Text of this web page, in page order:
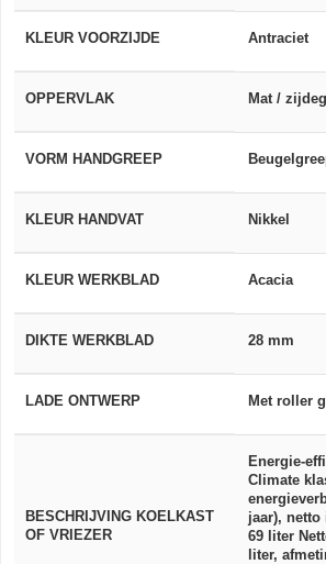
KLEUR VOORZIJDE Antraciet
OPPERVLAK Mat /
VORM HANDGREEP
KLEUR HANDVAT Nikkel
KLEUR WERKBLAD Acacia
DIKTE WERKBLAD 28 mm
LADE ONTWERP Met roller
BESCHRIJVING KOELKAST
OF VRIEZER
Energie-
Climate
jaar),
69 liter
liter,